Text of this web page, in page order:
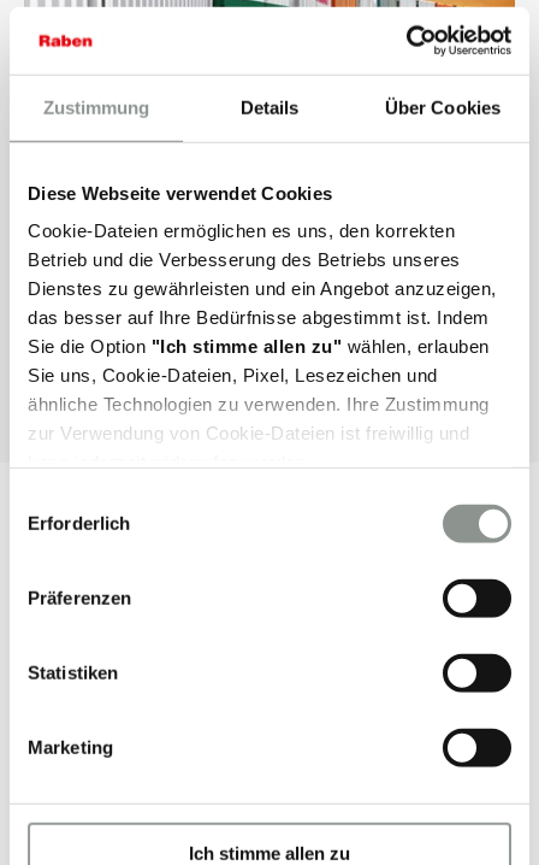
Zustimmung Details Über Cookies
Diese Webseite verwendet Cookies
Cookie-Dateien ermöglichen es uns, den korrekten
Betrieb und die Verbesserung des Betriebs unseres
Dienstes zu gewährleisten und ein Angebot anzuzeigen,
das besser auf Ihre Bedürfnisse abgestimmt ist. Indem
Sie die Option "Ich stimme allen zu" wählen, erlauben
Sie uns, Cookie-Dateien, Pixel, Lesezeichen und
ähnliche Technologien zu verwenden. Ihre Zustimmung
zur Verwendung von Cookie-Dateien ist freiwillig und
Weitere Informationen finden Sie auch in unserer Cookie-
Erforderlich
Präferenzen
Statistiken
Marketing
Ich stimme allen zu
Bahnverkehr
4PL
Logistikdienstleistungen
Logistikdienstleistungen
Lösungen sind auf Ihre spezifischen Bedürfnisse
großen Frachttransporten, von kurzen, inländischen
Entfernungen bis hin zu Zielen in der ganzen Welt. Wir
Lösungen. Das Spektrum unserer
Logistikdienstleistungen umfasst nationale und